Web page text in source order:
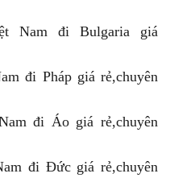
Nam đi Bulgaria giá
đi Pháp giá rẻ,chuyên
đi Áo giá rẻ,chuyên
đi Đức giá rẻ,chuyên